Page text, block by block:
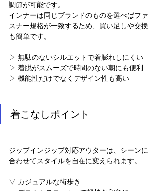
調節が可能です。
インナーは同じブランドのものを選べばファ
スナー規格が一致するため、買い足しや交換
も簡単です。
▷ 無駄のないシルエットで着膨れしにくい
▷ 着脱がスムーズで時間のない朝にも便利
▷ 機能性だけでなくデザイン性も高い
着こなしポイント
ジップインジップ対応アウターは、シーンに
合わせてスタイルを自在に変えられます。
▽ カジュアルな街歩き